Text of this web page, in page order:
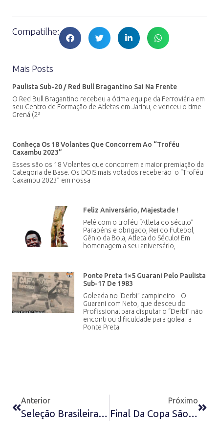
Compatilhe:
Mais Posts
Paulista Sub-20 / Red Bull Bragantino Sai Na Frente
O Red Bull Bragantino recebeu a ótima equipe da Ferroviária em
seu Centro de Formação de Atletas em Jarinu, e venceu o time
Grená (2ª
Conheça Os 18 Volantes Que Concorrem Ao “Troféu
Caxambu 2023”
Esses são os 18 Volantes que concorrem a maior premiação da
Categoria de Base. Os DOIS mais votados receberão o “Troféu
Caxambu 2023” em nossa
Feliz Aniversário, Majestade !
Pelé com o troféu “Atleta do século”
Parabéns e obrigado, Rei do Futebol,
Gênio da Bola, Atleta do Século! Em
homenagem a seu aniversário,
Ponte Preta 1×5 Guarani Pelo Paulista
Sub-17 De 1983
Goleada no ‘Derbi” campineiro O
Guarani com Neto, que desceu do
Profissional para disputar o “Derbi” não
encontrou dificuldade para golear a
Ponte Preta
Anterior
Seleção Brasileira Pré Olímpica De 1971
Próximo
Final Da Copa São Paulo De 1992